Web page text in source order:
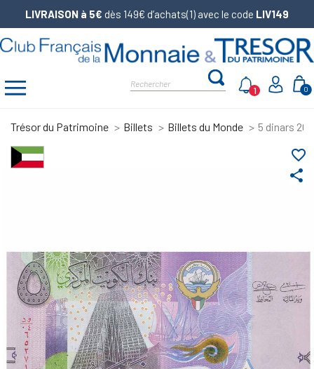
LIVRAISON à 5€ dès 149€ d’achats(1) avec le code LIV149
0
1
Trésor du Patrimoine Billets Billets du Monde 5 dinars
share
favorite_border